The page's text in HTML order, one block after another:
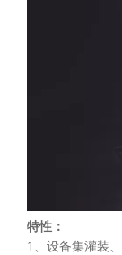
特性：
1、设备集灌装